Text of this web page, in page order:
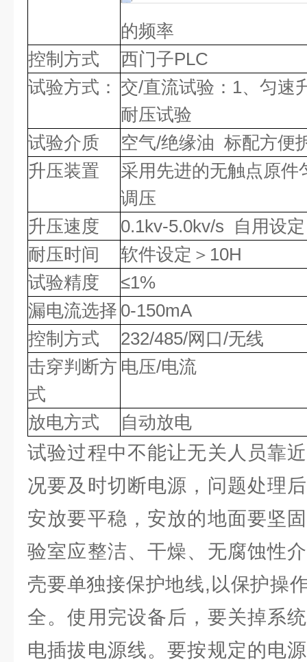
的频率
控制方式
西门子PLC
试验方式： 交/直流试验：1、匀速
耐压试验
试验介质
空气/绝缘油 标配方便
升压装置
采用先进的无触点原件
调压
升压速度
0.1kv-5.0kv/s 自用设定
耐压时间
软件设定＞10H
试验精度
≤1%
漏电流选择 0-150mA
控制方式
232/485/网口/无线
击穿判断方
式
电压/电流
放电方式 自动放电
试验过程中不能让无关人员靠
况要及时切断电源，问题处理
安放要平稳，安放的地面要坚
验室应整洁、干燥、无腐蚀性
壳要单独接保护地线,以保护操
全。使用完设备后，要关掉系
电插拔电源线。要按规定的电